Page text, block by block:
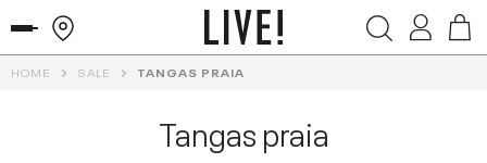
HOME SALE TANGAS PRAIA
Tangas praia